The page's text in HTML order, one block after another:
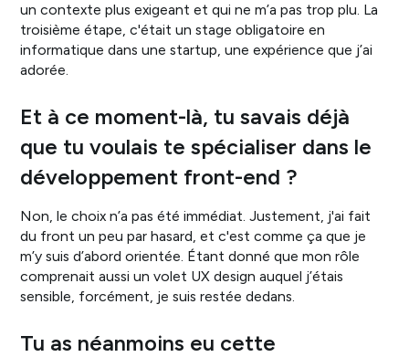
un contexte plus exigeant et qui ne m’a pas trop plu. La
troisième étape, c'était un stage obligatoire en
informatique dans une startup, une expérience que j’ai
adorée.
Et à ce moment-là, tu savais déjà
que tu voulais te spécialiser dans le
développement front-end ?
Non, le choix n’a pas été immédiat. Justement, j'ai fait
du front un peu par hasard, et c'est comme ça que je
m’y suis d’abord orientée. Étant donné que mon rôle
comprenait aussi un volet UX design auquel j’étais
sensible, forcément, je suis restée dedans.
Tu as néanmoins eu cette